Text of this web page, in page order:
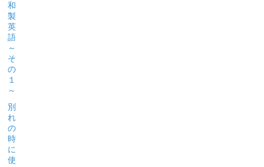
和
製
英
語
～
そ
の
１
～
別
れ
の
時
に
使